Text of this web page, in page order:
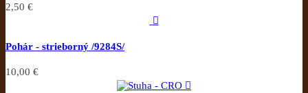
2,50 €

Pohár - strieborný /9284S/
10,00 €
